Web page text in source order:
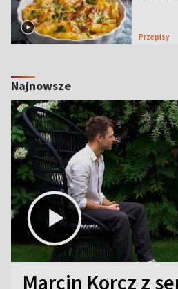
Przepisy
Najnowsze
Marcin Korcz z